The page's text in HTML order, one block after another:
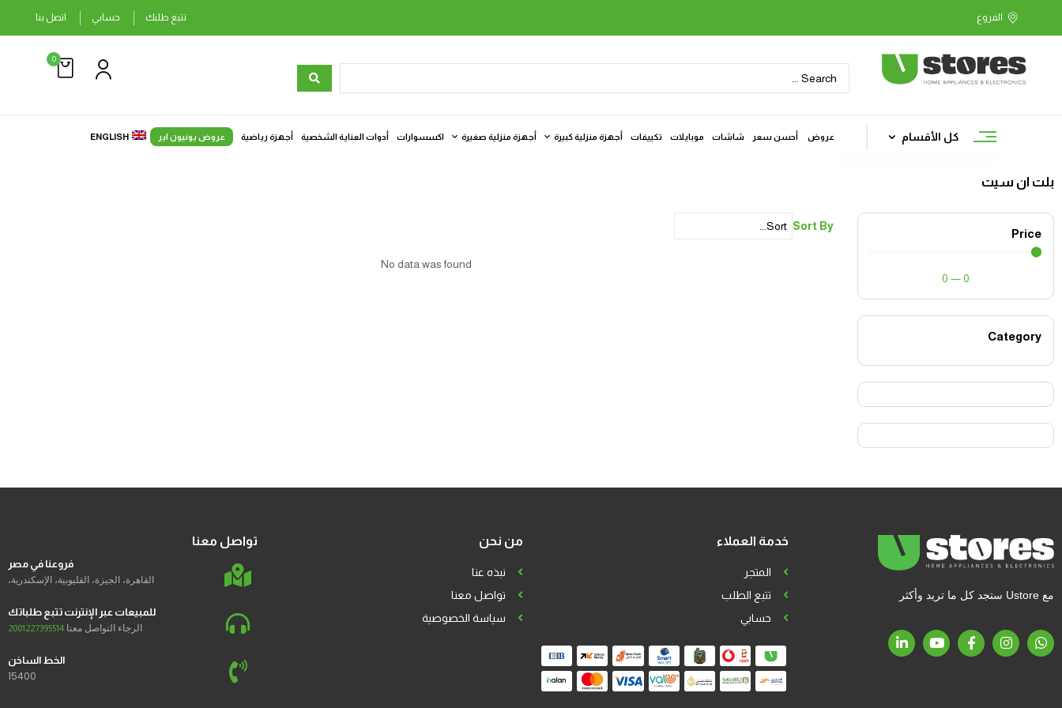
تتبع طلبك حسابي اتصل بنا
0
كل الأقسام عروض أحسن سعر شاشات موبايلات تكييفات أجهزة منزلية كبيرة أجهزة منزلية صغيرة اكسسوارات أدوات العناية الشخصية أجهزة رياضية عروض يونيون اير ENGLISH
بلت ان سيت
Price
0
—
0
Category
Sort By
No data was found
مع Ustore ستجد كل ما تريد وأكثر
خدمة العملاء
المتجر
تتبع الطلب
حسابي
من نحن
نبذه عنا
تواصل معنا
سياسة الخصوصية
تواصل معنا
فروعنا في مصر
القاهرة، الجيزة، القليوبية، الإسكندرية،
للمبيعات عبر الإنترنت تتبع طلباتك
الرجاء التواصل معنا 2001227395514
الخط الساخن
15400